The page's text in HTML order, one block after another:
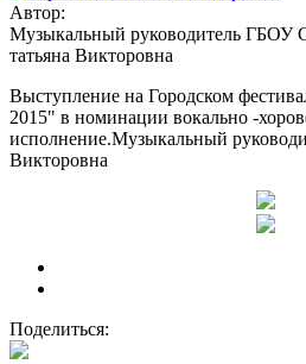
Автор:
Музыкальный руководитель
татьяна Викторовна
Выступление на Городском
2015" в номинации вокально -
исполнение.Музыкальный
Викторовна
Поделиться: